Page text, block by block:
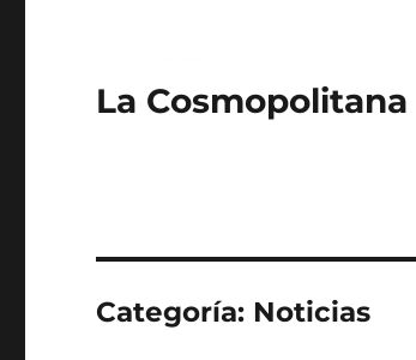
La Cosmopolitana
Categoría: Noticias